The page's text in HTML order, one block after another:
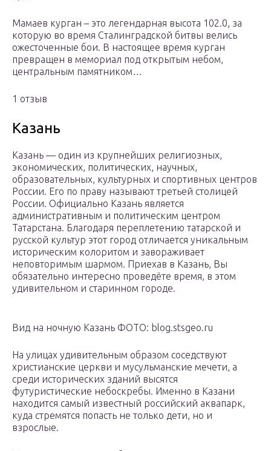
Мамаев курган – это легендарная высота 102.0, за
которую во время Сталинградской битвы велись
ожесточенные бои. В настоящее время курган
превращен в мемориал под открытым небом,
центральным памятником…
1 отзыв
Казань
Казань — один из крупнейших религиозных,
экономических, политических, научных,
образовательных, культурных и спортивных центров
России. Его по праву называют третьей столицей
России. Официально Казань является
административным и политическим центром
Татарстана. Благодаря переплетению татарской и
русской культур этот город отличается уникальным
историческим колоритом и завораживает
неповторимым шармом. Приехав в Казань, Вы
обязательно интересно проведёте время, в этом
удивительном и старинном городе.
Вид на ночную Казань ФОТО: blog.stsgeo.ru
На улицах удивительным образом соседствуют
христианские церкви и мусульманские мечети, а
среди исторических зданий высятся
футуристические небоскребы. Именно в Казани
находится самый известный российский аквапарк,
куда стремятся попасть не только дети, но и
взрослые.